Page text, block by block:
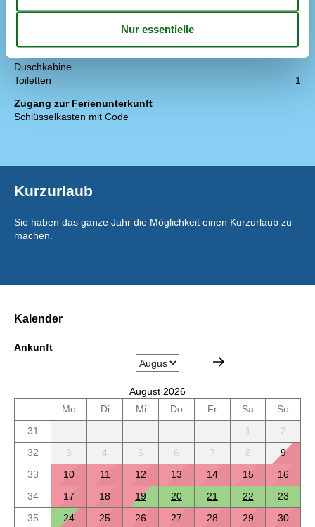
Schlafsofa, Doppelbett (Anzahl der Schlafplätze)
2
Duschkabine
Toiletten
1
Zugang zur Ferienunterkunft
Schlüsselkasten mit Code
Kurzurlaub
Sie haben das ganze Jahr die Möglichkeit einen Kurzurlaub zu
machen.
Kalender
Ankunft
August 2026
Mo
Di Mi Do Fr Sa
So
31
1
2
32
3 4 5 6 7 8
9
33
10 11 12 13 14 15
16
34
17 18 19 20 21 22
23
35
24 25 26 27 28 29
30